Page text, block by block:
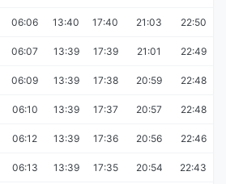
06:06 13:40 17:40 21:03 22:50
06:07 13:39 17:39 21:01 22:49
06:09 13:39 17:38 20:59 22:48
06:10 13:39 17:37 20:57 22:48
06:12 13:39 17:36 20:56 22:46
06:13 13:39 17:35 20:54 22:43